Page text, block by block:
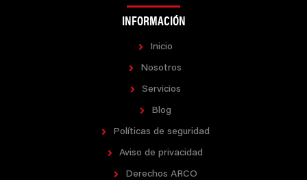
INFORMACIÓN
Inicio
Nosotros
Servicios
Blog
Políticas de seguridad
Aviso de privacidad
Derechos ARCO